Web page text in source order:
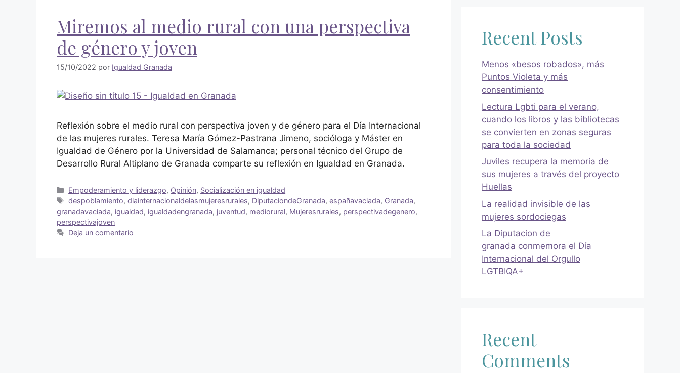
Miremos al medio rural con una perspectiva
de género y joven
15/10/2022 por Igualdad Granada
Reflexión sobre el medio rural con perspectiva joven y de género para el Día Internacional
de las mujeres rurales. Teresa María Gómez-Pastrana Jimeno, socióloga y Máster en
Igualdad de Género por la Universidad de Salamanca; personal técnico del Grupo de
Desarrollo Rural Altiplano de Granada comparte su reflexión en Igualdad en Granada.
Empoderamiento y liderazgo, Opinión, Socialización en igualdad
despoblamiento,diainternacionaldelasmujeresrurales, DiputaciondeGranada,españavaciada, Granada,
granadavaciada, igualdad, igualdadengranada, juventud, mediorural, Mujeresrurales, perspectivadegenero,
perspectivajoven
Deja un comentario
Recent Posts
Menos «besos robados», más
Puntos Violeta y más
consentimiento
Lectura Lgbti para el verano,
cuando los libros y las bibliotecas
se convierten en zonas seguras
para toda la sociedad
Juviles recupera la memoria de
sus mujeres a través del proyecto
Huellas
La realidad invisible de las
mujeres sordociegas
La Diputacion de
granada conmemora el Día
Internacional del Orgullo
LGTBIQA+
Recent
Comments